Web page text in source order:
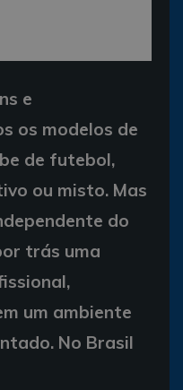
e
os modelos de
de futebol,
ou misto. Mas
do
trás uma
um ambiente
No Brasil